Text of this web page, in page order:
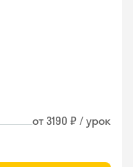
от 3190 ₽ / урок